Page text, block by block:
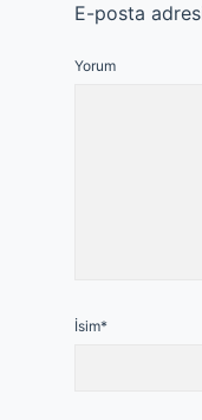
E-posta
Yorum
İsim*